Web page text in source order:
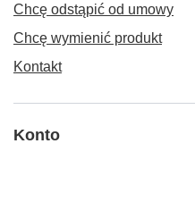
Chcę odstąpić od umowy
Chcę wymienić produkt
Kontakt
Konto